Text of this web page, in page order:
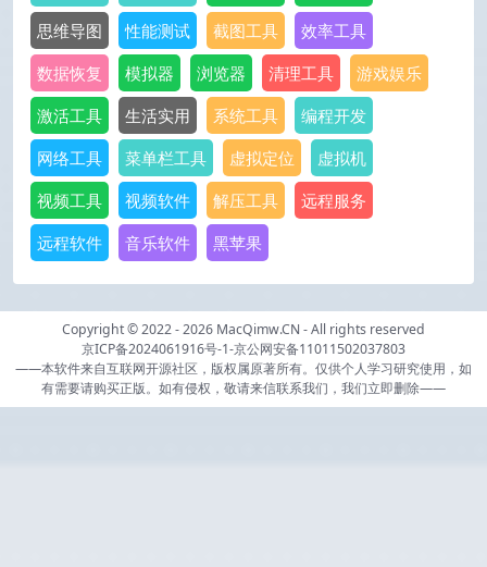
思维导图
性能测试 截图工具
效率工具
数据恢复
模拟器 浏览器 清理工具
游戏娱乐
激活工具
生活实用 系统工具
编程开发
网络工具
菜单栏工具 虚拟定位
虚拟机
视频工具
视频软件 解压工具
远程服务
远程软件
音乐软件 黑苹果
Copyright © 2022 - 2026 MacQimw.CN - All rights reserved
京ICP备2024061916号-1-京公网安备11011502037803
——本软件来自互联网开源社区，版权属原著所有。仅供个人学习研究使用，如
有需要请购买正版。如有侵权，敬请来信联系我们，我们立即删除——